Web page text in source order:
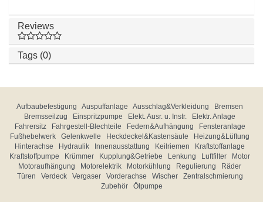
Reviews
Tags (0)
Aufbaubefestigung Auspuffanlage Ausschlag&Verkleidung
Bremsen
Bremsseilzug
Einspritzpumpe Elekt. Ausr. u. Instr.
Elektr. Anlage
Fahrersitz
Fahrgestell-Blechteile Federn&Aufhängung
Fensteranlage
Fußhebelwerk
Gelenkwelle Heckdeckel&Kastensäule
Heizung&Lüftung
Hinterachse
Hydraulik Innenausstattung Keilriemen
Kraftstoffanlage
Kraftstoffpumpe
Krümmer Kupplung&Getriebe Lenkung Luftfilter
Motor
Motoraufhängung
Motorelektrik Motorkühlung Regulierung
Räder
Türen
Verdeck Vergaser Vorderachse Wischer
Zentralschmierung
Zubehör
Ölpumpe